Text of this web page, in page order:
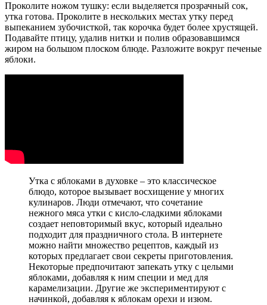
Проколите ножом тушку: если выделяется прозрачный сок,
утка готова. Проколите в нескольких местах утку перед
выпеканием зубочисткой, так корочка будет более хрустящей.
Подавайте птицу, удалив нитки и полив образовавшимся
жиром на большом плоском блюде. Разложите вокруг печеные
яблоки.
Утка с яблоками в духовке – это классическое
блюдо, которое вызывает восхищение у многих
кулинаров. Люди отмечают, что сочетание
нежного мяса утки с кисло-сладкими яблоками
создает неповторимый вкус, который идеально
подходит для праздничного стола. В интернете
можно найти множество рецептов, каждый из
которых предлагает свои секреты приготовления.
Некоторые предпочитают запекать утку с целыми
яблоками, добавляя к ним специи и мед для
карамелизации. Другие же экспериментируют с
начинкой, добавляя к яблокам орехи и изюм.